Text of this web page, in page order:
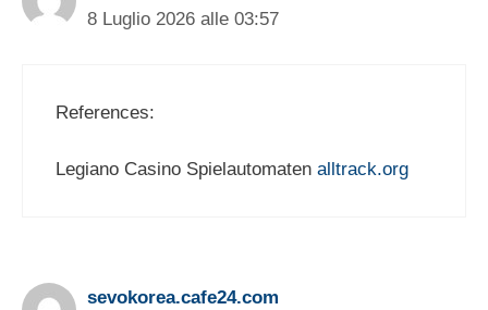
8 Luglio 2026 alle 03:57
References:
Legiano Casino Spielautomaten alltrack.org
sevokorea.cafe24.com